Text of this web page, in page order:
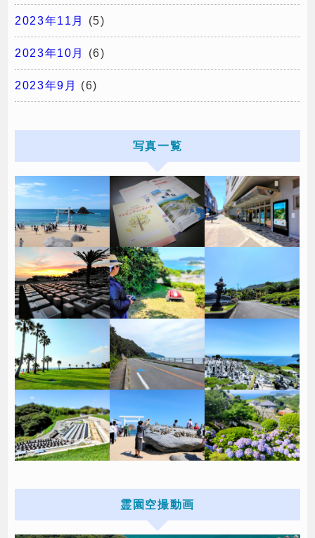
2023年11月 (5)
2023年10月 (6)
2023年9月 (6)
写真一覧
霊園空撮動画